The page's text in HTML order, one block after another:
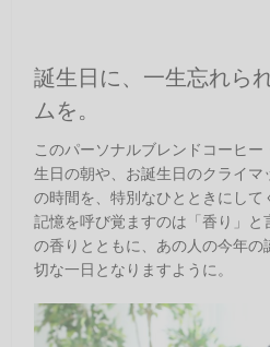
誕生日に、一生忘れら
ムを。
このパーソナルブレンドコーヒ
生日の朝や、お誕生日のクライマ
の時間を、特別なひとときにして
記憶を呼び覚ますのは「香り」と
の香りとともに、あの人の今年の
切な一日となりますように。